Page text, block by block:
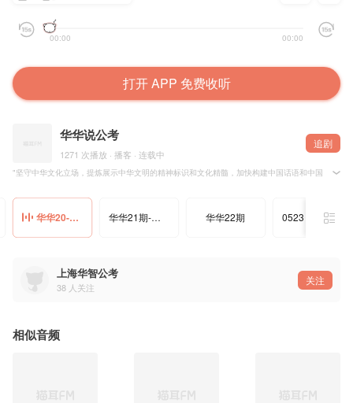
00:00 00:00
打开 APP 免费收听
华华说公考
1271 次播放 · 播客 · 连载中
追剧
"坚守中华文化立场，提炼展示中华文明的精神标识和文化精髓，加快构建中国话语和中国叙事体
华华20-配乐 华华21期-配乐 华华22期 0523 华华24期
上海华智公考
38 人关注
关注
相似音频